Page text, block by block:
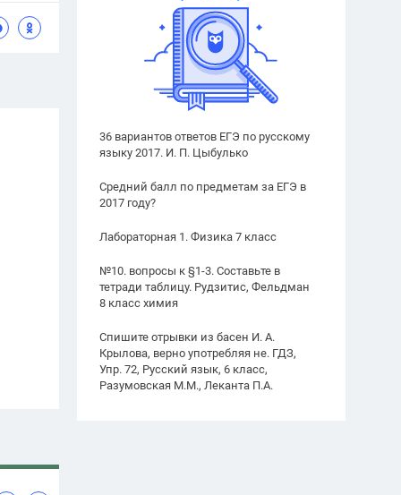
36 вариантов ответов ЕГЭ по русскому
языку 2017. И. П. Цыбулько
Средний балл по предметам за ЕГЭ в
2017 году?
Лабораторная 1. Физика 7 класс
№10. вопросы к §1-3. Составьте в
тетради таблицу. Рудзитис, Фельдман
8 класс химия
Спишите отрывки из басен И. А.
Крылова, верно употребляя не. ГДЗ,
Упр. 72, Русский язык, 6 класс,
Разумовская М.М., Леканта П.А.